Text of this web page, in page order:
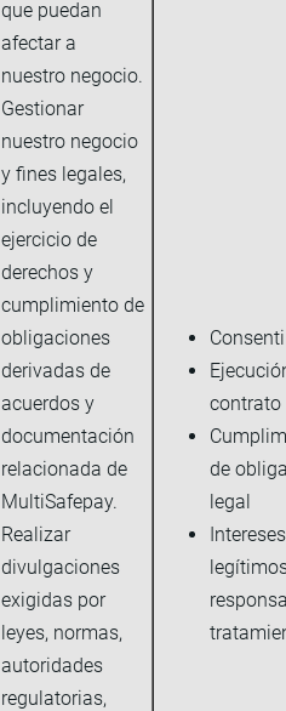
que puedan
afectar a
nuestro negocio.
Gestionar
nuestro negocio
y fines legales,
incluyendo el
ejercicio de
derechos y
cumplimiento de
obligaciones
derivadas de
acuerdos y
documentación
relacionada de
MultiSafepay.
Realizar
divulgaciones
exigidas por
leyes, normas,
autoridades
regulatorias,
contrato
de
legal
Intereses